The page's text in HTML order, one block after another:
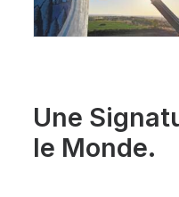
Une
le Monde.